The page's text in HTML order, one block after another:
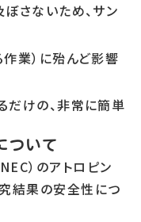
さないため、サン
業）に殆んど影響
けの、非常に簡単
ついて
）のアトロピン
結果の安全性につ